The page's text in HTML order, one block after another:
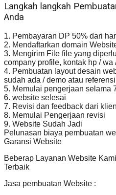
Langkah langkah
Anda
1. Pembayaran DP 50% dari
2. Mendaftarkan domain
3. Mengirim File file yang
company profile, kontak hp /
4. Pembuatan layout desain
sudah ada / demo atau
5. Memulai pengerjaan selama
6. website selesai
7. Revisi dan feedback dari klien
8. Memulai Pengerjaan revisi
9. Website Sudah Jadi
Pelunasan biaya pembuatan
Garansi Website
Beberap Layanan Website
Terbaik
Jasa pembuatan Website :